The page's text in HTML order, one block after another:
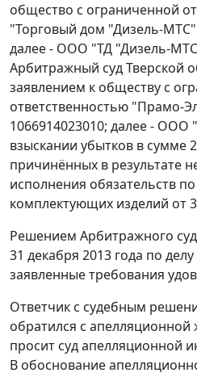
общество с ограниченной
"Торговый дом "Дизель-
далее - ООО "ТД "Дизель-
Арбитражный суд Тверской
заявлением к обществу с
ответственностью "Прамо-
1066914023010; далее - ООО
взыскании убытков в сумме
причинённых в результате
исполнения обязательств
комплектующих изделий от
Решением Арбитражного
31 декабря 2013 года по
заявленные требования
Ответчик с судебным
обратился с
просит суд апелляционной
В обоснование